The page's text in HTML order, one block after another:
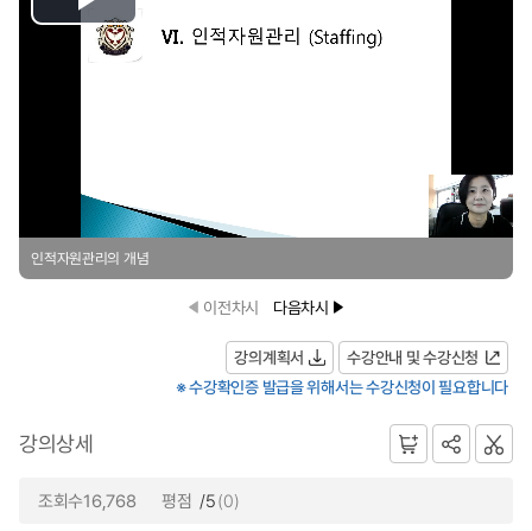
Play
인적자원관리의 개념
이전차시 다음차시
강의계획서
수강안내 및 수강신청
※ 수강확인증 발급을 위해서는 수강신청이 필요합니다
강의상세
조회수16,768 평점 /5(0)